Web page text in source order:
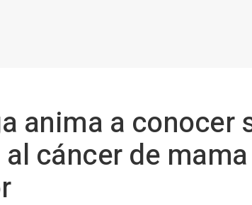
anima a conocer
cáncer de